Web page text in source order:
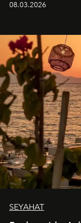
08.03.2026
SEYAHAT